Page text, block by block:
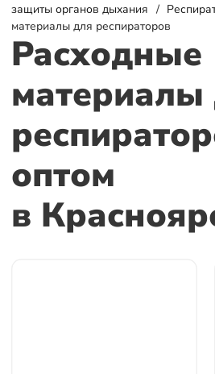
защиты органов дыхания /
материалы для респираторов
Расходные
материалы
оптом
в